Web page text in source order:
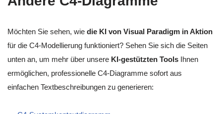
Möchten Sie sehen, wie die KI von Visual Paradigm in Aktion
für die C4-Modellierung funktioniert? Sehen Sie sich die Seiten
unten an, um mehr über unsere KI-gestützten Tools Ihnen
ermöglichen, professionelle C4-Diagramme sofort aus
einfachen Textbeschreibungen zu generieren: